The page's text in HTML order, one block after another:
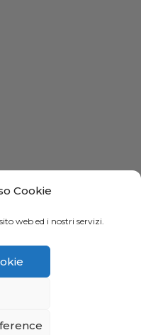
Cookie
web ed i nostri servizi.
- P.Iva e C.F.: